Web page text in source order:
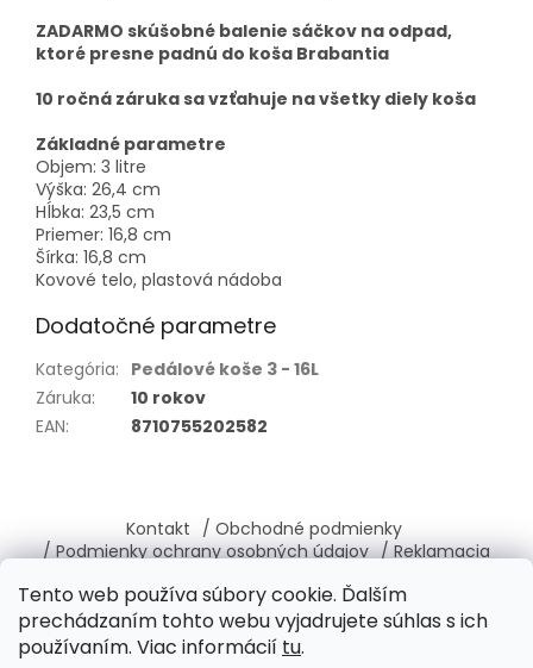
Tento web používa súbory cookie. Ďalším
prechádzaním tohto webu vyjadrujete súhlas s ich
používaním. Viac informácií tu.
ZADARMO skúšobné balenie sáčkov na odpad,
ktoré presne padnú do koša Brabantia
10 ročná záruka sa vzťahuje na všetky diely koša
Základné parametre
Objem: 3 litre
Výška: 26,4 cm
Hĺbka: 23,5 cm
Priemer: 16,8 cm
Šírka: 16,8 cm
Kovové telo, plastová nádoba
Dodatočné parametre
Kategória: Pedálové koše 3 - 16L
Záruka:
10 rokov
EAN: 8710755202582
p
ä
Kontakt / Obchodné podmienky
/ Podmienky ochrany osobných údajov / Reklamacia